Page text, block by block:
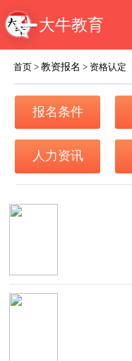
大牛教育
首页 >教资报名 > 资格认定
报名条件
人力资讯